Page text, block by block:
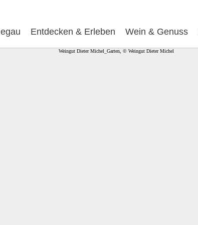
Entdecken & Erleben Wein & Genuss